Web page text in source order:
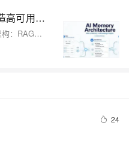
AI Agent的三重记忆机制：打造高可用的多维记忆系统
本文深度解析AI Agent三大核心记忆架构：RAG（聚焦“来源说了什么”，保障答案可溯源）、Agent Memory（解决“该记住什么”，实现跨会话连续性）与知识图谱（厘清“事物如何关联”，支撑多跳推理）。三者定位迥异，需依问题本质精准选型，避免技术错配。
24